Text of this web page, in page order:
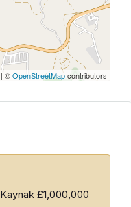
| ©OpenStreetMapcontributors
Kaynak £1,000,000